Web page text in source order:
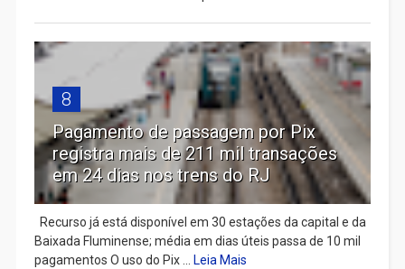
8
Pagamento de passagem por Pix
registra mais de 211 mil transações
em 24 dias nos trens do RJ
Recurso já está disponível em 30 estações da capital e da
Baixada Fluminense; média em dias úteis passa de 10 mil
pagamentos O uso do Pix ... Leia Mais